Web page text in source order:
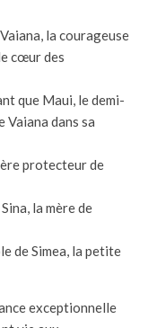
la courageuse
cœur des
que Maui, le demi-
Vaiana dans sa
protecteur de
la mère de
de Simea, la petite
exceptionnelle